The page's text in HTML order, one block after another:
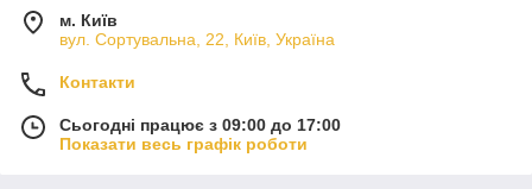
м. Київ
вул. Сортувальна, 22, Київ, Україна
Контакти
Сьогодні працює з 09:00 до 17:00
Показати весь графік роботи